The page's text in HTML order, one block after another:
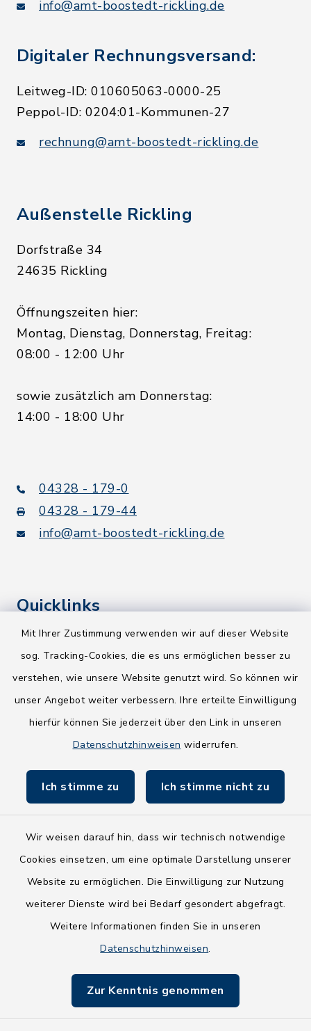
Mit Ihrer Zustimmung verwenden wir auf dieser Website
sog. Tracking-Cookies, die es uns ermöglichen besser zu
verstehen, wie unsere Website genutzt wird. So können wir
unser Angebot weiter verbessern. Ihre erteilte Einwilligung
hierfür können Sie jederzeit über den Link in unseren
Datenschutzhinweisen widerrufen.
Ich stimme zu Ich stimme nicht zu
Wir weisen darauf hin, dass wir technisch notwendige
Cookies einsetzen, um eine optimale Darstellung unserer
Website zu ermöglichen. Die Einwilligung zur Nutzung
weiterer Dienste wird bei Bedarf gesondert abgefragt.
Weitere Informationen finden Sie in unseren
Datenschutzhinweisen.
Zur Kenntnis genommen
info@amt-boostedt-rickling.de
Digitaler Rechnungsversand:
Leitweg-ID: 010605063-0000-25
Peppol-ID: 0204:01-Kommunen-27
rechnung@amt-boostedt-rickling.de
Außenstelle Rickling
Dorfstraße 34
24635 Rickling
Öffnungszeiten hier:
Montag, Dienstag, Donnerstag, Freitag:
08:00 - 12:00 Uhr
sowie zusätzlich am Donnerstag:
14:00 - 18:00 Uhr
04328 - 179-0
04328 - 179-44
info@amt-boostedt-rickling.de
Quicklinks
Kreis Segeberg
NEU! Amtsbroschüre 2026
Holsteiner Auenland
Fundbüro
Barrierefreiheit
Impressum